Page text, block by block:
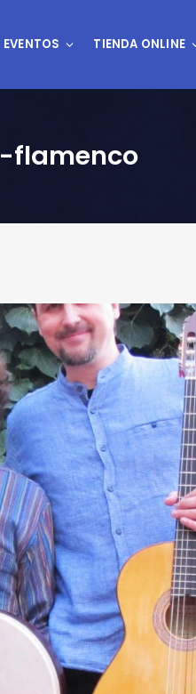
EVENTOS TIENDA ONLINE
flamenco